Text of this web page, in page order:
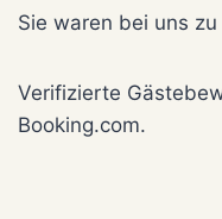
Sie waren bei uns
Verifizierte
Booking.com.